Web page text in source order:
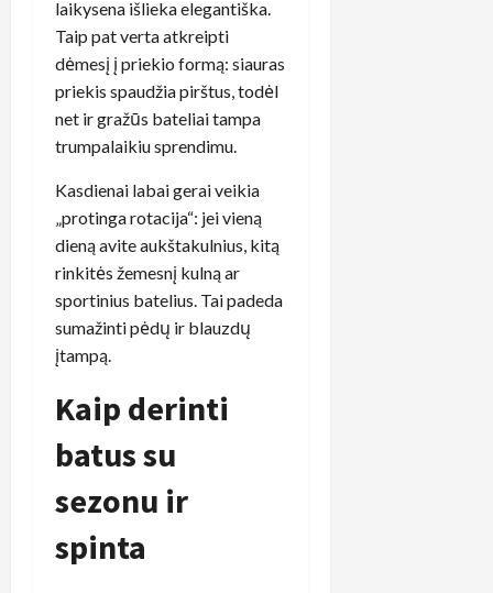
laikysena išlieka elegantiška.
Taip pat verta atkreipti
dėmesį į priekio formą: siauras
priekis spaudžia pirštus, todėl
net ir gražūs bateliai tampa
trumpalaikiu sprendimu.
Kasdienai labai gerai veikia
„protinga rotacija“: jei vieną
dieną avite aukštakulnius, kitą
rinkitės žemesnį kulną ar
sportinius batelius. Tai padeda
sumažinti pėdų ir blauzdų
įtampą.
Kaip derinti
batus su
sezonu ir
spinta